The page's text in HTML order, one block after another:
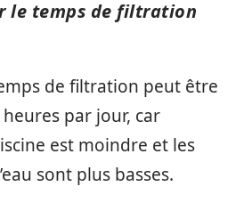
le temps de filtration
de filtration peut être
par jour, car
est moindre et les
sont plus basses.